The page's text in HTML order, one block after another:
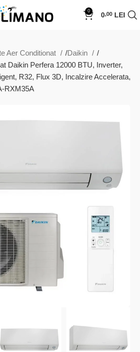
0 0,00 LEI
Aer Conditionat
Daikin
Daikin Perfera 12000 BTU, Inverter,
R32, Flux 3D, Incalzire Accelerata,
RXM35A
a mări